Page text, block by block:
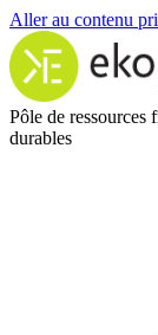
Aller au contenu
Pôle de ressources
durables